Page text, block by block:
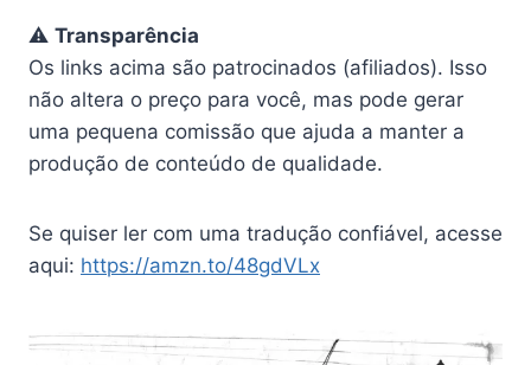
⚠️ Transparência
Os links acima são patrocinados (afiliados). Isso
não altera o preço para você, mas pode gerar
uma pequena comissão que ajuda a manter a
produção de conteúdo de qualidade.
Se quiser ler com uma tradução confiável, acesse
aqui: https://amzn.to/48gdVLx